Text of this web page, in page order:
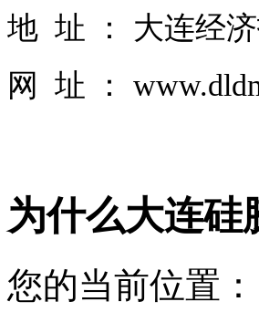
地 址 ： 大连经
网 址 ：
为什么大连硅
您的当前位置：